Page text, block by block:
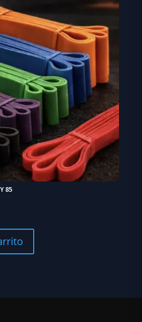
85